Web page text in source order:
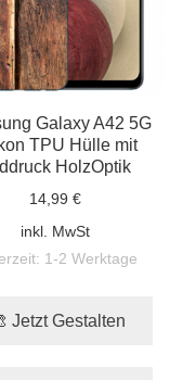
Galaxy A42 5G
TPU Hülle mit
HolzOptik
14,99 €
inkl. MwSt
1-2 Werktage
Jetzt Gestalten